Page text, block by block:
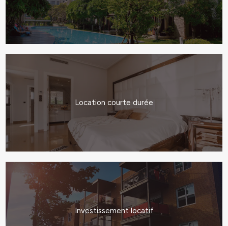
Location courte durée
Investissement locatif